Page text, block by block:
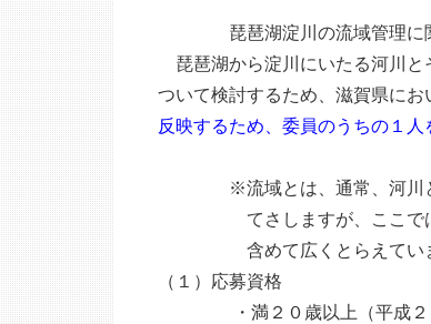
琵琶湖淀川の流域管理に関
琵琶湖から淀川にいたる河川と
ついて検討するため、滋賀県にお
反映するため、委員のうちの１人
※流域とは、通常、河川と降
てさしますが、ここでは河
含めて広くとらえていま
（１）応募資格
・満２０歳以上（平成２２